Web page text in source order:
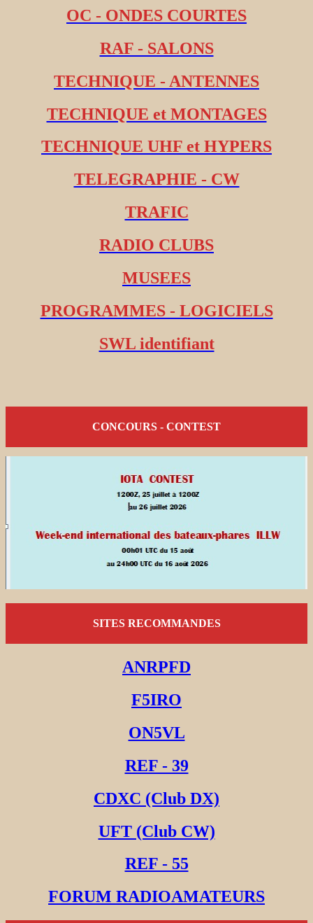
OC - ONDES COURTES
RAF - SALONS
TECHNIQUE - ANTENNES
TECHNIQUE et MONTAGES
TECHNIQUE UHF et HYPERS
TELEGRAPHIE - CW
TRAFIC
RADIO CLUBS
MUSEES
PROGRAMMES - LOGICIELS
SWL identifiant
CONCOURS - CONTEST
SITES RECOMMANDES
ANRPFD
F5IRO
ON5VL
REF - 39
CDXC (Club DX)
UFT (Club CW)
REF - 55
FORUM RADIOAMATEURS